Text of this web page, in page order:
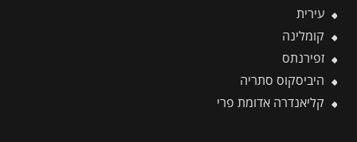
עירית
קומלינה
זפירנתס
היביסקוס סתריה
קליאנדרה אדומת פרי